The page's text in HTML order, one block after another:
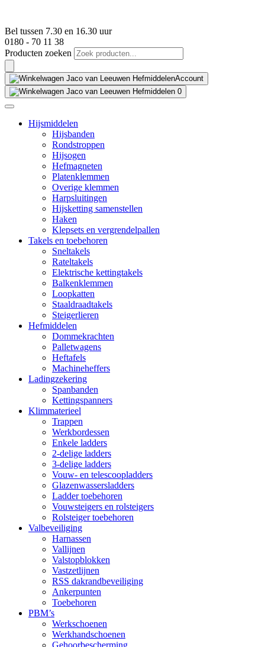
Bel tussen 7.30 en 16.30 uur
0180 - 70 11 38
Producten zoeken
Account
0
Hijsmiddelen
Hijsbanden
Rondstroppen
Hijsogen
Hefmagneten
Platenklemmen
Overige klemmen
Harpsluitingen
Hijsketting samenstellen
Haken
Klepsets en vergrendelpallen
Takels en toebehoren
Sneltakels
Rateltakels
Elektrische kettingtakels
Balkenklemmen
Loopkatten
Staaldraadtakels
Steigerlieren
Hefmiddelen
Dommekrachten
Palletwagens
Heftafels
Machineheffers
Ladingzekering
Spanbanden
Kettingspanners
Klimmaterieel
Trappen
Werkbordessen
Enkele ladders
2-delige ladders
3-delige ladders
Vouw- en telescoopladders
Glazenwassersladders
Ladder toebehoren
Vouwsteigers en rolsteigers
Rolsteiger toebehoren
Valbeveiliging
Harnassen
Vallijnen
Valstopblokken
Vastzetlijnen
RSS dakrandbeveiliging
Ankerpunten
Toebehoren
PBM’s
Werkschoenen
Werkhandschoenen
Gehoorbescherming